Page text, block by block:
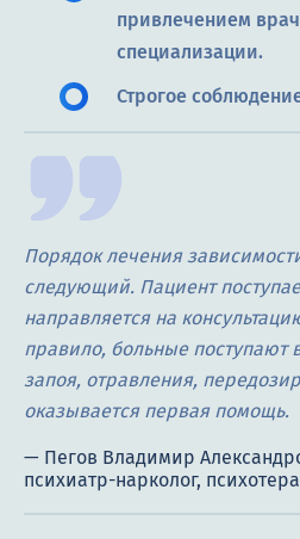
привлечением
специализации.
Строгое
Порядок лечения
следующий. Пациент
направляется на
правило, больные поступают
запоя, отравления,
оказывается первая помощь.